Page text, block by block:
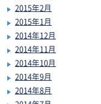
2015年2月
2015年1月
2014年12月
2014年11月
2014年10月
2014年9月
2014年8月